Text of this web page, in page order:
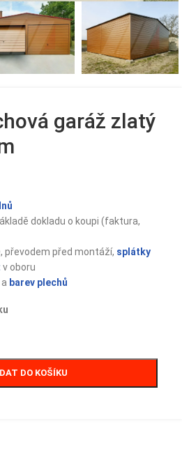
garáž zlatý
dokladu o koupi (faktura,
převodem před montáží, splátky
v oboru
barev plechů
DO KOŠÍKU